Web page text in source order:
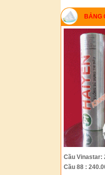
BẢNG
Cầu Vinastar:
Cầu 88 :
Hà Nội
địch giải
Cầu lông
nhưng không
Tiến Minh
giải Trung